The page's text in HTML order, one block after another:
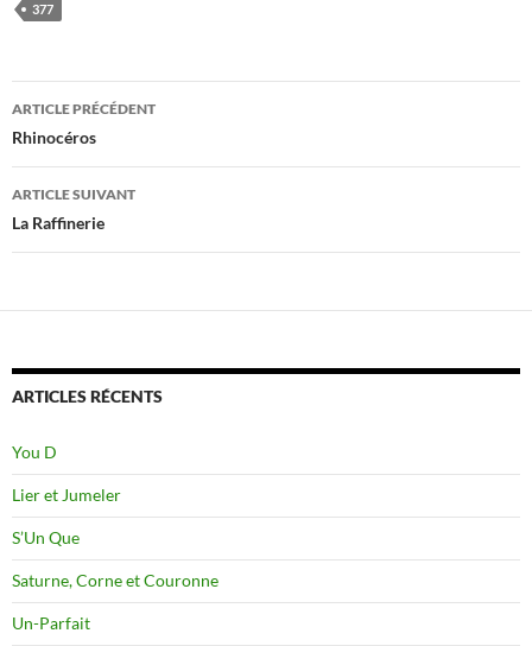
377
Navigation
des
articles
ARTICLE PRÉCÉDENT
Rhinocéros
ARTICLE SUIVANT
La Raffinerie
ARTICLES RÉCENTS
You D
Lier et Jumeler
S’Un Que
Saturne, Corne et Couronne
Un-Parfait